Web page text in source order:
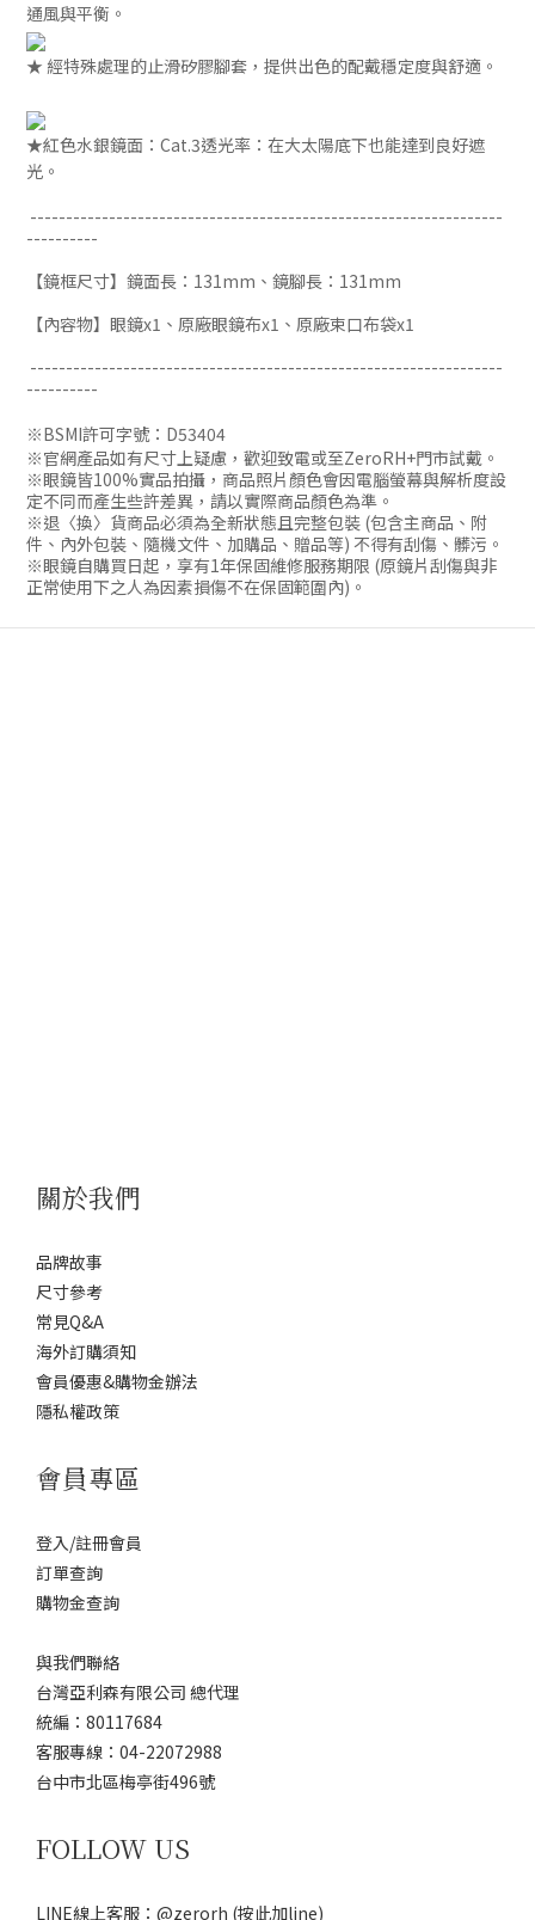
通風與平衡。
★ 經特殊處理的止滑矽膠腳套，提供出色的配戴穩定度與舒適。
★紅色水銀鏡面： Cat.3透光率：在大太陽底下也能達到良好遮
光。
------------------------------------------------------------------
----------
【鏡框尺寸】 鏡面長：131mm、鏡腳長：131mm
【內容物】 眼鏡x1、原廠眼鏡布x1、原廠束口布袋x1
------------------------------------------------------------------
----------
※BSMI許可字號：D53404
※官網產品如有尺寸上疑慮，歡迎致電或至ZeroRH+門市試戴。
※眼鏡皆100%實品拍攝，商品照片顏色會因電腦螢幕與解析度設
定不同而產生些許差異，請以實際商品顏色為準。
※退〈換〉貨商品必須為全新狀態且完整包裝 (包含主商品、附
件、內外包裝、隨機文件、加購品、贈品等) 不得有刮傷、髒污。
※眼鏡自購買日起，享有1年保固維修服務期限 (原鏡片刮傷與非
正常使用下之人為因素損傷不在保固範圍內)。
關於我們
品牌故事
尺寸參考
常見Q&A
海外訂購須知
會員優惠&購物金辦法
隱私權政策
會員專區
登入/註冊會員
訂單查詢
購物金查詢
與我們聯絡
台灣亞利森有限公司 總代理
統編：80117684
客服專線：04-22072988
台中市北區梅亭街496號
FOLLOW US
LINE線上客服：@zerorh (按此加line)